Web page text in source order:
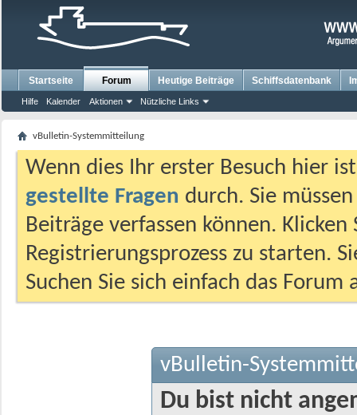
Startseite Forum
Hilfe Kalender Aktionen Nützliche Links
Heutige Beiträge Schiffsdatenbank
vBulletin-Systemmitteilung
Wenn dies Ihr erster Besuch hier
gestellte Fragen durch. Sie
Beiträge verfassen können.
Registrierungsprozess zu starten.
Suchen Sie sich einfach das
vBulletin-
Du bist nicht